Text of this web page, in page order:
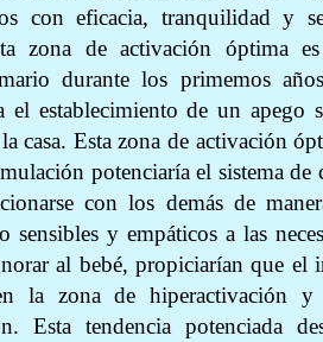
con eficacia, tranquilidad y
zona de activación óptima
durante los primemos
el establecimiento de un
casa. Esta zona de activación
potenciaría el sistema
con los demás de
sensibles y empáticos a las
al bebé, propiciarían que el
la zona de hiperactivación
Esta tendencia potenciada